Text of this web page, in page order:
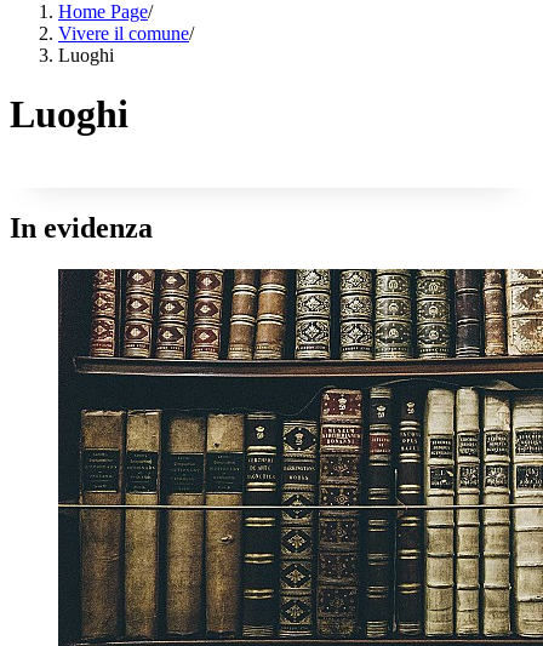
Home Page/
Vivere il comune/
Luoghi
Luoghi
In evidenza